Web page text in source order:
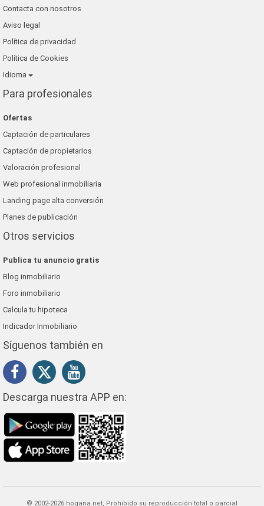
romer playa inmobiliaria
Contacta con nosotros
Aviso legal
Política de privacidad
Política de Cookies
Idioma
Para profesionales
Ofertas
Captación de particulares
Captación de propietarios
Valoración profesional
Web profesional inmobiliaria
Landing page alta conversión
Planes de publicación
Otros servicios
Publica tu anuncio gratis
Blog inmobiliario
Foro inmobiliario
Calcula tu hipoteca
Indicador Inmobiliario
Síguenos también en
Descarga nuestra APP en:
© 2002-2026 hogaria.net, Prohibido su reproducción total o parcial